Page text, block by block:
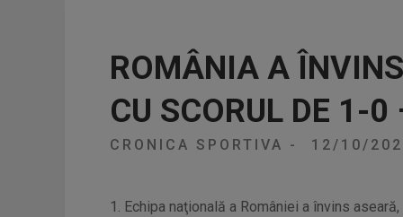
ROMÂNIA A
CU SCORUL DE 1-
CRONICA SPORTIVA - 12/10/
1. Echipa naţională a României a învins